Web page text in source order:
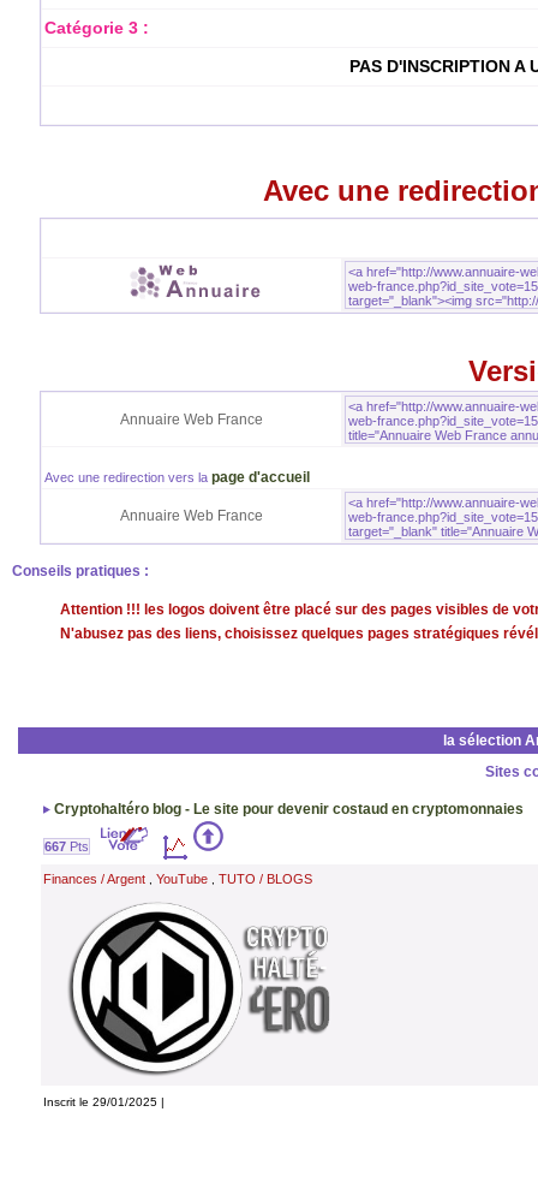
Catégorie 3 :
PAS D'INSCRIPTION A
Avec une
Annuaire Web France
Avec une redirection vers la page d'accueil
Annuaire Web France
Conseils pratiques :
Attention !!! les logos doivent être placé sur des pages visibles de
N'abusez pas des liens, choisissez quelques pages stratégiques
la sélection
Sites
Cryptohaltéro blog - Le site pour devenir costaud en cryptomonnaies
667Pts
Finances / Argent, YouTube, TUTO / BLOGS
Inscrit le 29/01/2025 |